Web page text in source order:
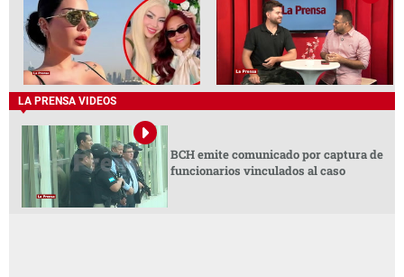
LA PRENSA VIDEOS
BCH emite comunicado por captura de
funcionarios vinculados al caso